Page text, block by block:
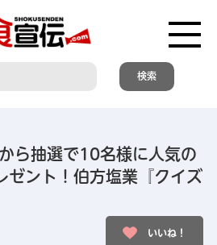
ら抽選で10名様に人気の
ゼント！伯方塩業『クイズ
いいね！